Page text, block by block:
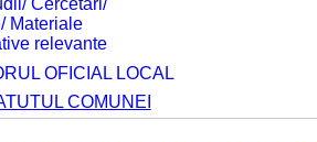
Cercetări/
Materiale
relevante
OFICIAL LOCAL
COMUNEI